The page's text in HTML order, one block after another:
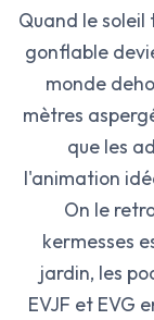
Quand le
gonflable
monde
mètres
que les
l'animation
On le
kermesses
jardin, les
EVJF et EVG